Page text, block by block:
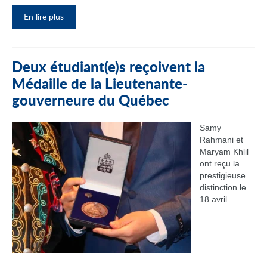
En lire plus
Deux étudiant(e)s reçoivent la
Médaille de la Lieutenante-
gouverneure du Québec
Samy
Rahmani et
Maryam Khlil
ont reçu la
prestigieuse
distinction le
18 avril.